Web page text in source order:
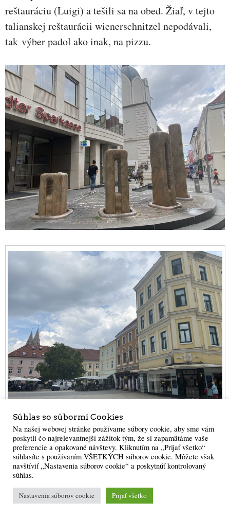
reštauráciu (Luigi) a tešili sa na obed. Žiaľ, v tejto
talianskej reštaurácii wienerschnitzel nepodávali,
tak výber padol ako inak, na pizzu.
Námestie vo Wiener Neustadt
Súhlas so súbormi Cookies
Na našej webovej stránke používame súbory cookie, aby sme vám
poskytli čo najrelevantnejší zážitok tým, že si zapamätáme vaše
preferencie a opakované návštevy. Kliknutím na „Prijať všetko“
súhlasíte s používaním VŠETKÝCH súborov cookie. Môžete však
navštíviť „Nastavenia súborov cookie“ a poskytnúť kontrolovaný
súhlas.
Nastavenia súborov cookie Prijať všetko